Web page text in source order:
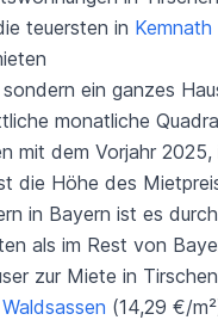
teuersten in Kemnath
ein ganzes
monatliche
mit dem Vorjahr
die Höhe des
in Bayern ist es
als im Rest von
zur Miete in
Waldsassen (14,29 €/